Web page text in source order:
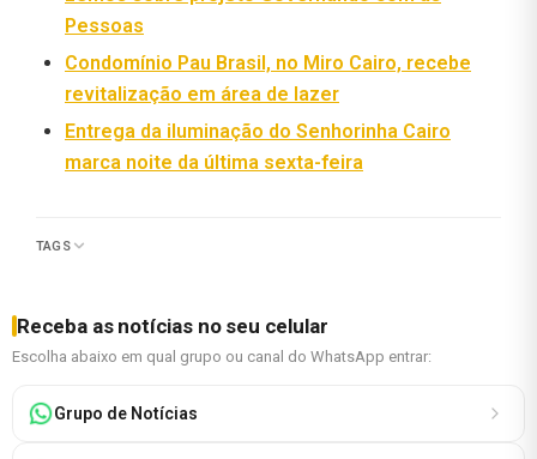
Pessoas
Condomínio Pau Brasil, no Miro Cairo, recebe
revitalização em área de lazer
Entrega da iluminação do Senhorinha Cairo
marca noite da última sexta-feira
TAGS
Receba as notícias no seu celular
Escolha abaixo em qual grupo ou canal do WhatsApp entrar:
Grupo de Notícias